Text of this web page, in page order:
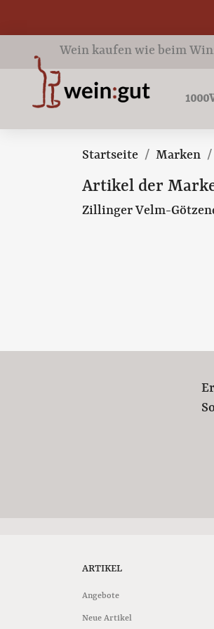
Wein kaufen wie beim
Startseite Marken
Artikel der
Zillinger Velm-
ARTIKEL
Angebote
Neue Artikel